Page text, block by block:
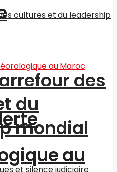
des
du
mondial
au